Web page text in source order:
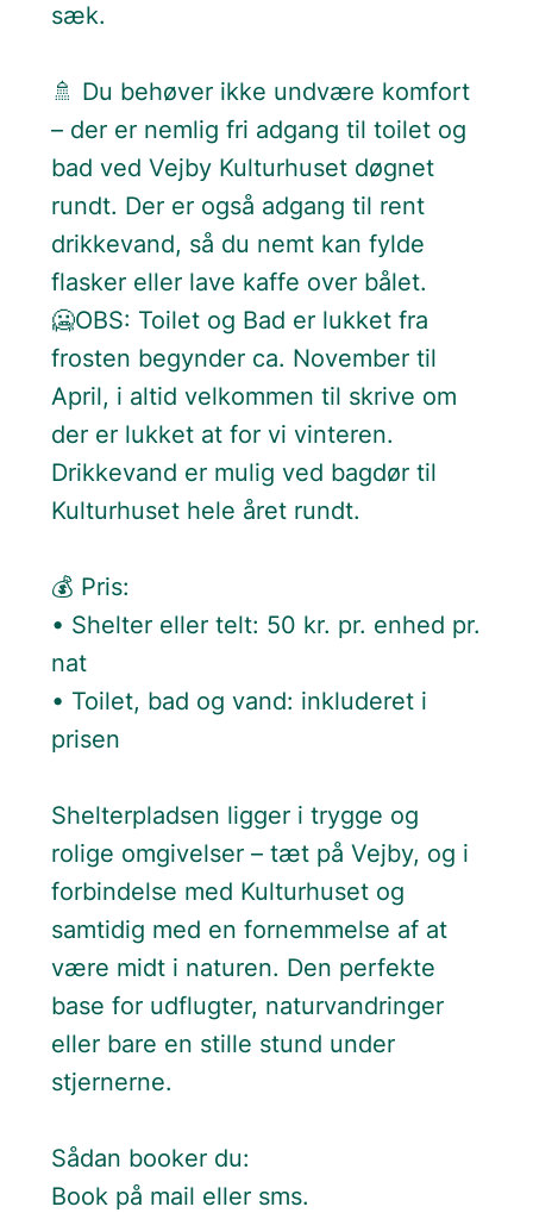
sæk.
🚿 Du behøver ikke undvære komfort
– der er nemlig fri adgang til toilet og
bad ved Vejby Kulturhuset døgnet
rundt. Der er også adgang til rent
drikkevand, så du nemt kan fylde
flasker eller lave kaffe over bålet.
🥶OBS: Toilet og Bad er lukket fra
frosten begynder ca. November til
April, i altid velkommen til skrive om
der er lukket at for vi vinteren.
Drikkevand er mulig ved bagdør til
Kulturhuset hele året rundt.
💰 Pris:
• Shelter eller telt: 50 kr. pr. enhed pr.
nat
• Toilet, bad og vand: inkluderet i
prisen
Shelterpladsen ligger i trygge og
rolige omgivelser – tæt på Vejby, og i
forbindelse med Kulturhuset og
samtidig med en fornemmelse af at
være midt i naturen. Den perfekte
base for udflugter, naturvandringer
eller bare en stille stund under
stjernerne.
Sådan booker du:
Book på mail eller sms.